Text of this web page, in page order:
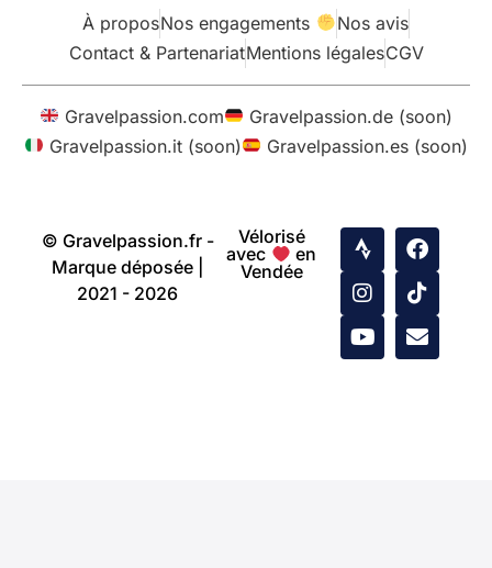
À proposNos engagements
Nos avis
Contact & PartenariatMentions légalesCGV
Gravelpassion.com
Gravelpassion.de (soon)
Gravelpassion.it (soon)
Gravelpassion.es (soon)
© Gravelpassion.fr -
Marque déposée |
2021 - 2026
Vélorisé
avec
en
Vendée